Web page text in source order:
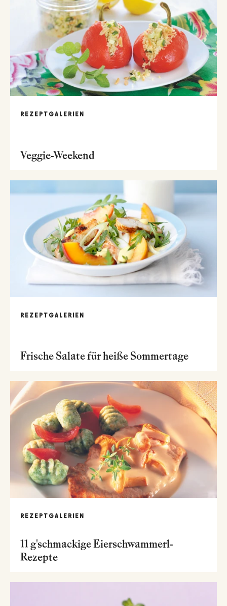
REZEPTGALERIEN
Veggie-Weekend
REZEPTGALERIEN
Frische Salate für heiße Sommertage
REZEPTGALERIEN
11 g'schmackige Eierschwammerl-
Rezepte